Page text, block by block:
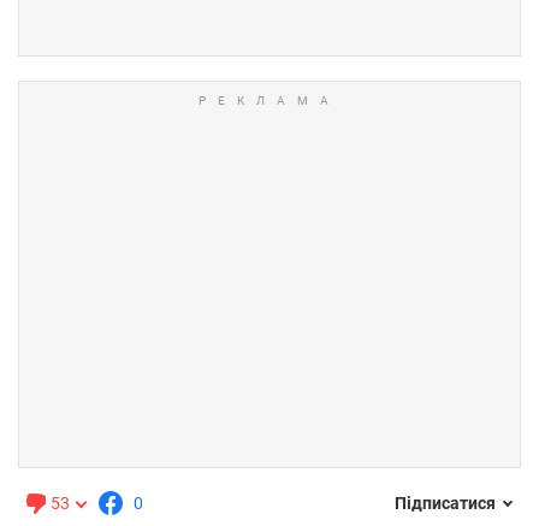
53 0 Підписатися